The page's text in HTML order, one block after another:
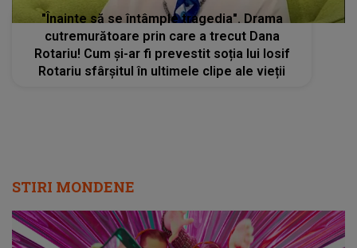
"Înainte să se întâmple tragedia". Drama
cutremurătoare prin care a trecut Dana
Rotariu! Cum și-ar fi prevestit soția lui Iosif
Rotariu sfârșitul în ultimele clipe ale vieții
STIRI MONDENE